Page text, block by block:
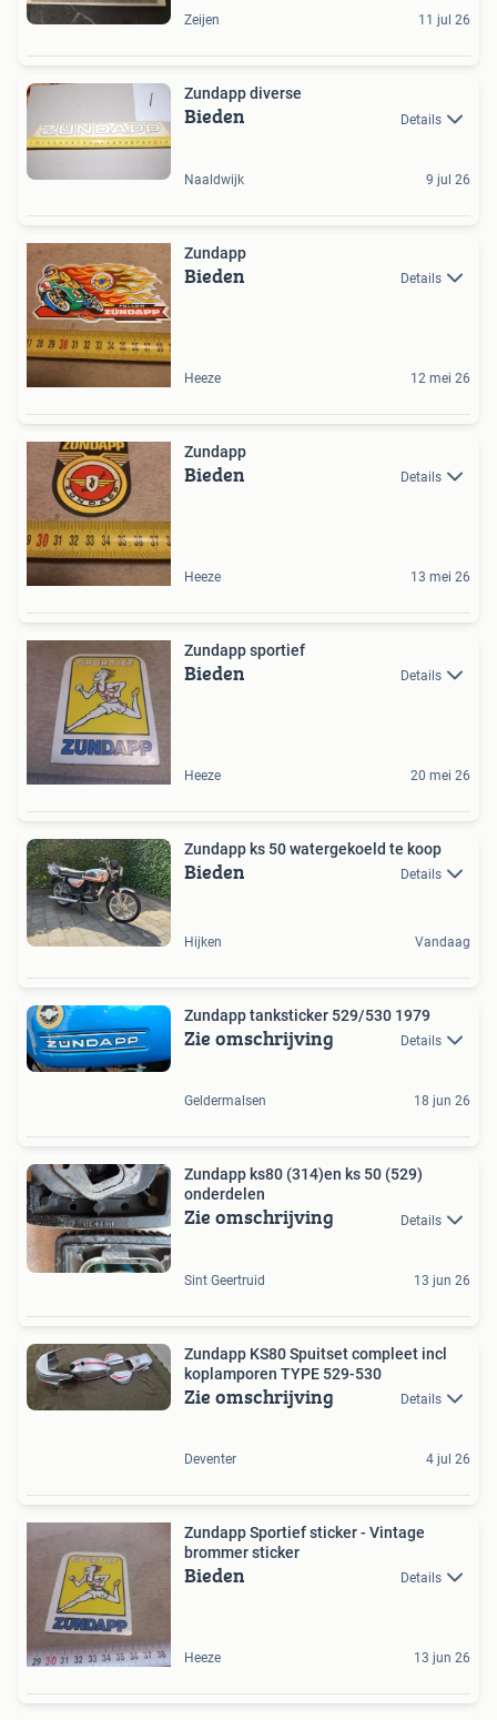
Zeijen 11 jul 26
Zundapp diverse
Bieden Details
Naaldwijk 9 jul 26
Zundapp
Bieden Details
Heeze 12 mei 26
Zundapp
Bieden Details
Heeze 13 mei 26
Zundapp sportief
Bieden Details
Heeze 20 mei 26
Zundapp ks 50 watergekoeld te koop
Bieden Details
Hijken Vandaag
Zundapp tanksticker 529/530 1979
Zie omschrijving Details
Geldermalsen 18 jun 26
Zundapp ks80 (314)en ks 50 (529)
onderdelen
Zie omschrijving Details
Sint Geertruid 13 jun 26
Zundapp KS80 Spuitset compleet incl
koplamporen TYPE 529-530
Zie omschrijving Details
Deventer 4 jul 26
Zundapp Sportief sticker - Vintage
brommer sticker
Bieden Details
Heeze 13 jun 26